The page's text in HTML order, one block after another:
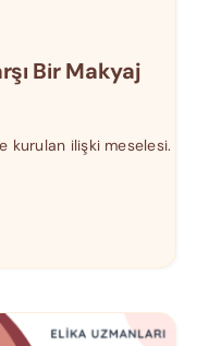
Bir Makyaj
kurulan ilişki meselesi.